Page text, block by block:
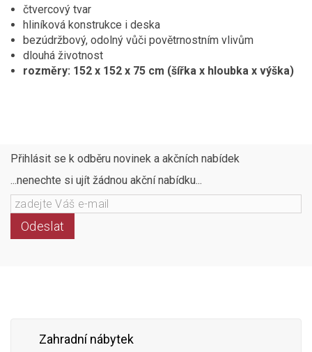
čtvercový tvar
hliníková konstrukce i deska
bezúdržbový, odolný vůči povětrnostním vlivům
dlouhá životnost
rozměry: 152 x 152 x 75 cm (šířka x hloubka x výška)
Přihlásit se k odběru novinek a akčních nabídek
...nenechte si ujít žádnou akční nabídku...
Odeslat
Zahradní nábytek